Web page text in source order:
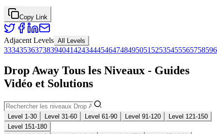
Copy Link
Adjacent Levels All Levels
33343536373839404142434445464748495051 5253545556575859
Drop Away Tous les Niveaux - Guides
Vidéo et Solutions
Level 1-30 Level 31-60 Level 61-90 Level 91-120
Level 121-150
Level 151-180